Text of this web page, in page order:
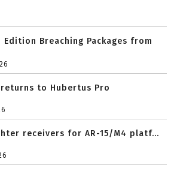
Edition Breaching Packages from
returns to Hubertus Pro
receivers for AR-15/M4 platf...